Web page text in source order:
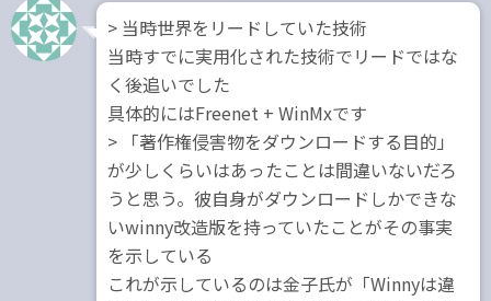
> 当時世界をリードしていた技術
当時すでに実用化された技術でリードではな
く後追いでした
具体的にはFreenet + WinMxです
> 「著作権侵害物をダウンロードする目的」
が少しくらいはあったことは間違いないだろ
うと思う。彼自身がダウンロードしかできな
いwinny改造版を持っていたことがその事実
を示している
これが示しているのは金子氏が「Winnyは違